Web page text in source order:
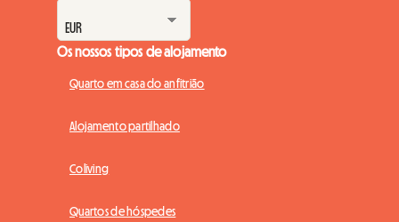
Os nossos tipos de alojamento
Quarto em casa do anfitrião
Alojamento partilhado
Coliving
Quartos de hóspedes